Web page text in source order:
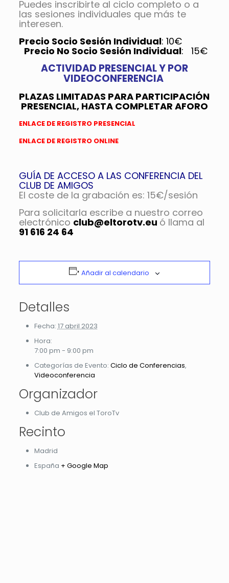
Puedes inscribirte al ciclo completo o a
las sesiones individuales que más te
interesen.
Precio Socio Sesión Individual: 10€
Precio No Socio Sesión Individual: 15€
ACTIVIDAD PRESENCIAL Y POR
VIDEOCONFERENCIA
PLAZAS LIMITADAS PARA PARTICIPACIÓN
PRESENCIAL, HASTA COMPLETAR AFORO
ENLACE DE REGISTRO PRESENCIAL
ENLACE DE REGISTRO ONLINE
GUÍA DE ACCESO A LAS CONFERENCIA DEL
CLUB DE AMIGOS
El coste de la grabación es: 15€/sesión
Para solicitarla escribe a nuestro correo
electrónico club@eltorotv.eu ó llama al
91 616 24 64
Añadir al calendario
Detalles
Fecha: 17 abril 2023
Hora:
7:00 pm - 9:00 pm
Categorías de Evento: Ciclo de Conferencias,
Videoconferencia
Organizador
Club de Amigos el ToroTv
Recinto
Madrid
España + Google Map